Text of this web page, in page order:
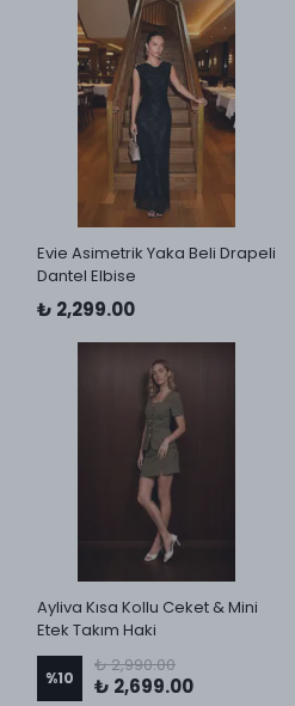
Evie Asimetrik Yaka Beli Drapeli
Dantel Elbise
₺ 2,299.00
Ayliva Kısa Kollu Ceket & Mini
Etek Takım Haki
%10
₺ 2,990.00
₺ 2,699.00